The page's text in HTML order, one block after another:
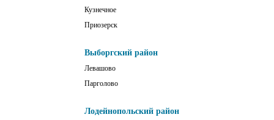
Кузнечное
Приозерск
Выборгский район
Левашово
Парголово
Лодейнопольский район